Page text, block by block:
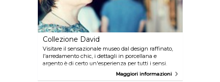
Collezione David
Visitare il sensazionale museo dal design raffinato,
l'arredamento chic, i dettagli in porcellana e
argento è di certo un'esperienza per tutti i sensi.
Aggiungeteci la possibilità di ammirare opere d'arte
di grandi artisti come Jens Juel, Christen Købke o il
Maggiori informazioni